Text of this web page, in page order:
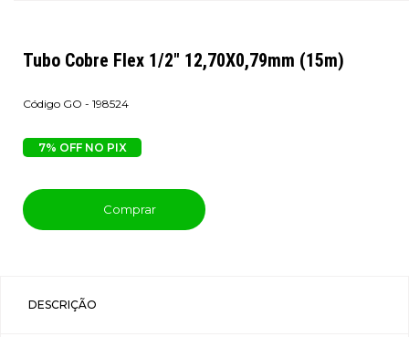
Tubo Cobre Flex 1/2" 12,70X0,79mm (15m)
GO - 198524
7% OFF NO PIX
Comprar
DESCRIÇÃO